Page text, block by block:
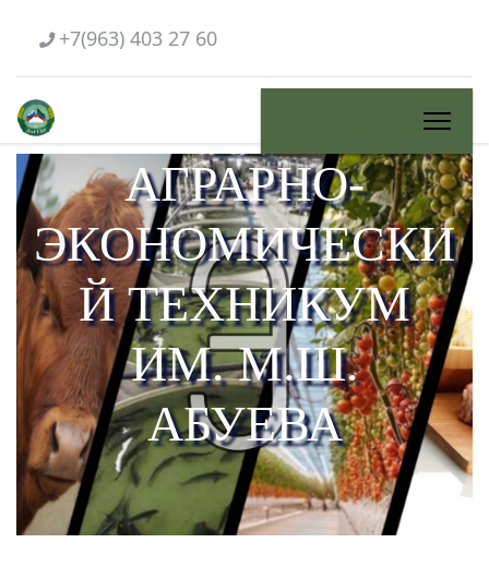
+7(963) 403 27 60
АГРАРНО-
ЭКОНОМИЧЕСКИ
Й ТЕХНИКУМ
ИМ. М.Ш.
АБУЕВА